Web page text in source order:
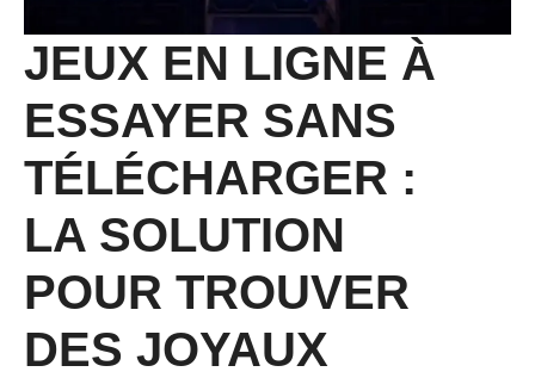
JEUX EN LIGNE À
ESSAYER SANS
TÉLÉCHARGER :
LA SOLUTION
POUR TROUVER
DES JOYAUX